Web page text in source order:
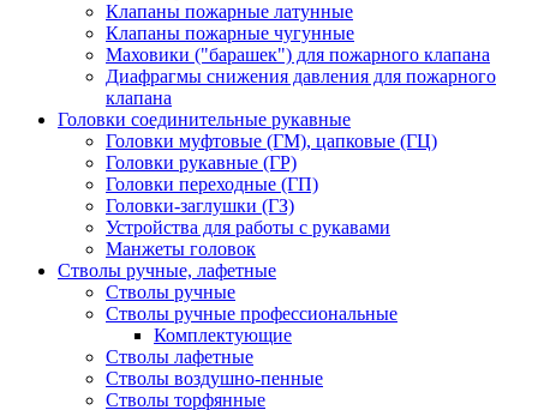
Клапаны пожарные латунные
Клапаны пожарные чугунные
Маховики ("барашек") для пожарного клапана
Диафрагмы снижения давления для пожарного
клапана
Головки соединительные рукавные
Головки муфтовые (ГМ), цапковые (ГЦ)
Головки рукавные (ГР)
Головки переходные (ГП)
Головки-заглушки (ГЗ)
Устройства для работы с рукавами
Манжеты головок
Стволы ручные, лафетные
Стволы ручные
Стволы ручные профессиональные
Комплектующие
Стволы лафетные
Стволы воздушно-пенные
Стволы торфянные